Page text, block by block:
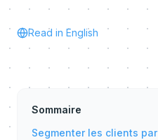
Read in English
Sommaire
Segmenter les clients